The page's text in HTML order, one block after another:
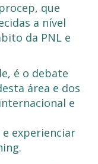
que
a nível
da PNL e
é o debate
área e dos
e
experienciar